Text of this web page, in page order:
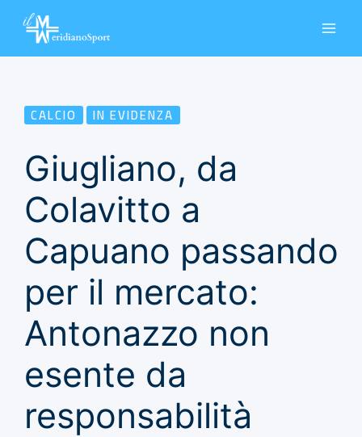
CALCIO IN EVIDENZA
Giugliano, da
Colavitto a
Capuano passando
per il mercato:
Antonazzo non
esente da
responsabilità